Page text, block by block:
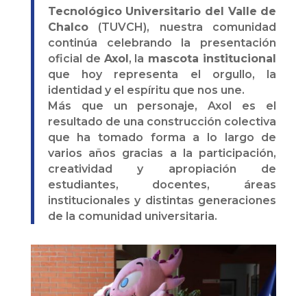
Tecnológico Universitario del Valle de
Chalco(TUVCH), nuestra comunidad
continúa celebrando la presentación
oficial de Axol , la mascota institucional
que hoy representa el orgullo, la
identidad y el espíritu que nos une.
Más que un personaje, Axol es el
resultado de una construcción colectiva
que ha tomado forma a lo largo de
varios años gracias a la participación,
creatividad y apropiación de
estudiantes, docentes, áreas
institucionales y distintas generaciones
de la comunidad universitaria.